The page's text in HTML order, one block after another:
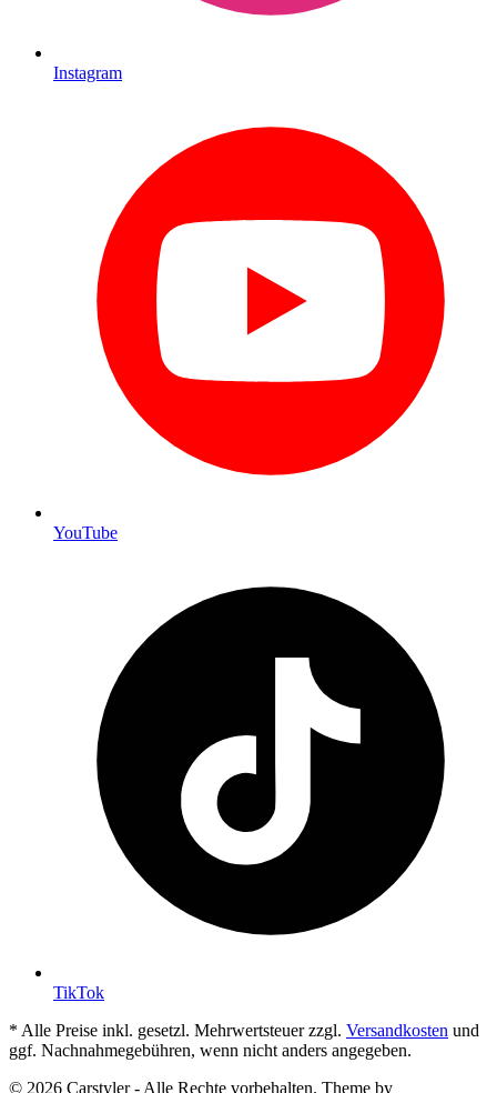
Instagram
YouTube
TikTok
* Alle Preise inkl. gesetzl. Mehrwertsteuer zzgl. Versandkosten und
ggf. Nachnahmegebühren, wenn nicht anders angegeben.
© 2026 Carstyler - Alle Rechte vorbehalten. Theme by